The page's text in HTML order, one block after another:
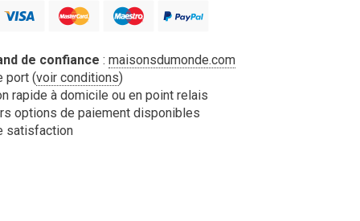
de confiance : maisonsdumonde.com
port (voir conditions)
rapide à domicile ou en point relais
options de paiement disponibles
satisfaction